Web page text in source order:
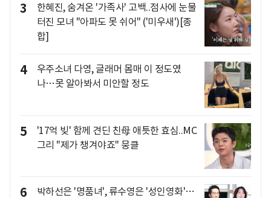
3
한혜진, 숨겨온 '가족사' 고백..점사에 눈물
터진 모녀 "아파도 못 쉬어" ('미우새')[종
합]
4
우주소녀 다영, 글래머 몸매 이 정도였
나…못 알아봐서 미안할 정도
5
'17억 빚' 함께 견딘 친母 애틋한 효심..MC
그리 "제가 챙겨야죠" 뭉클
6
박하선은 '명품녀', 류수영은 '성인영화'…